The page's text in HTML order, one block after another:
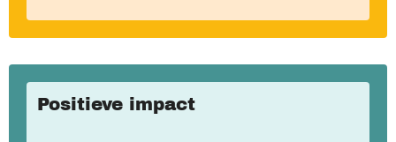
Positieve impact